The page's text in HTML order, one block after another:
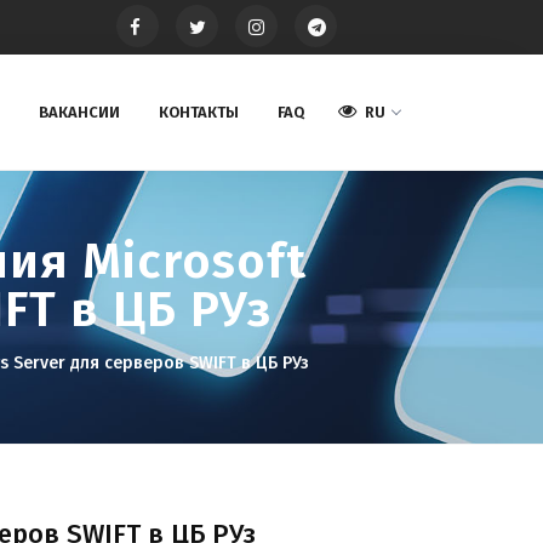
ВАКАНСИИ КОНТАКТЫ FAQ RU
Microsoft
в ЦБ РУз
для серверов SWIFT в ЦБ РУз
SWIFT в ЦБ РУз